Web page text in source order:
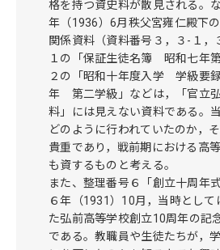
格を持つ資史料が散見される。
年（1936）6月秩父宮雍仁殿下
関係資料（資料番号３，３-１，
１の「保証生徒名簿 昭和七年
２の「昭和十年度入学 学級要
年 第二学級」などは，「官立
料」には見えない資料である。
どのように行われていたのか，
貴重であり，戦前期における高
も資するものと考える。
また、整理番号６「創立十周年
６年（1931）10月，当時とし
た弘前高等学校創立10周年の記
である。教職員や生徒たちが，